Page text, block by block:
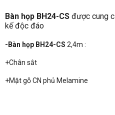
Bàn họp BH24-CS được cung
kế độc đáo
-Bàn họp BH24-CS 2,4m :
+Chân sắt
+Mặt gỗ CN phủ Melamine